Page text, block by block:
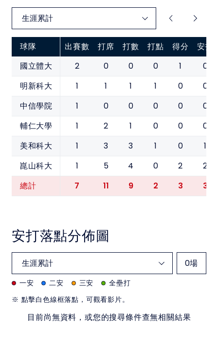
球隊 出賽數 打席 打數 打點 得分
安打
國立體大
2 0 0 0 1 0
明新科大 1 1 1 1 0 0
中信學院 1 0 0 0 0 0
輔仁大學 1 2 1 0 0 0
美和科大 1 3 3 1 0 1
崑山科大 1 5 4 0 2 2
總計 7 11 9 2 3 3
安打落點分佈圖
0場
一安 二安 三安
全壘打
※ 點擊白色線框落點，可觀看影片。
目前尚無資料，或您的搜尋條件查無相關結果